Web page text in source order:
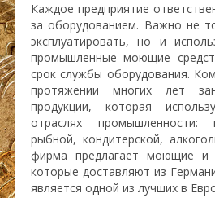
Каждое предприятие
за оборудованием. Важно не
эксплуатировать, но и
промышленные моющие
срок службы оборудования.
протяжении многих лет
продукции, которая
отраслях промышленности:
рыбной, кондитерской,
фирма предлагает моющие и
которые доставляют из
является одной из лучших в